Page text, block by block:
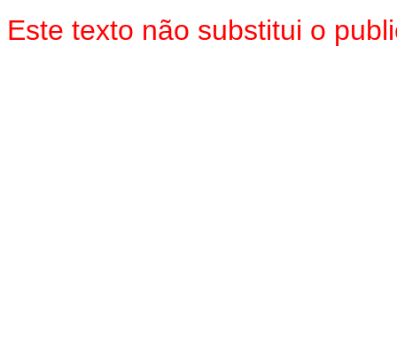
Este texto não substitui o